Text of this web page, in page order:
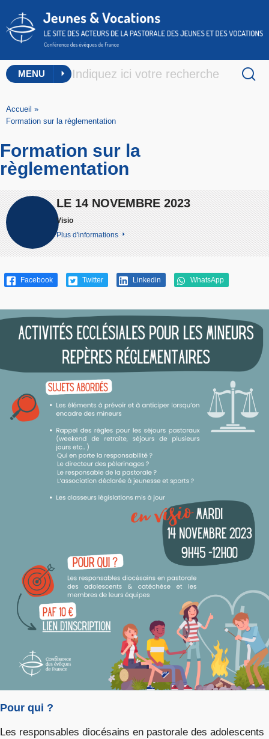
MENU
Accueil »
Formation sur la règlementation
Formation sur la
règlementation
LE 14 NOVEMBRE 2023
Visio
Plus d'informations
Facebook Twitter Linkedin WhatsApp
Pour qui ?
Les responsables diocésains en pastorale des adolescents